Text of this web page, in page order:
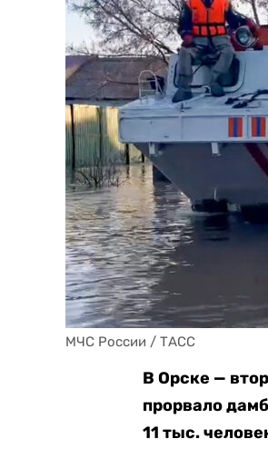
МЧС России / ТАСС
В Орске —
прорвало
11 тыс.